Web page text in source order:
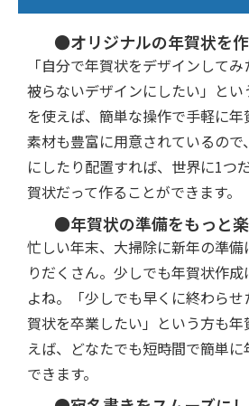
●オリジナルの年賀状を
「自分で年賀状をデザインして
被らないデザインにしたい」とい
を使えば、簡単な操作で手軽に年
素材も豊富に用意されているので
にしたり配置すれば、世界に1つ
賀状だって作ることができます。
●年賀状の準備をもっと
忙しい年末、大掃除に新年の準
りだくさん。少しでも年賀状作
よね。「少しでも早くに終わら
賀状を卒業したい」という方も
えば、どなたでも短時間で簡単
できます。